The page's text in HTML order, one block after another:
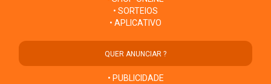
• SORTEIOS
• APLICATIVO
QUER ANUNCIAR ?
• PUBLICIDADE